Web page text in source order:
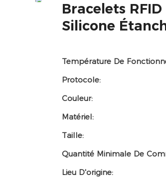
Bracelets
Silicone
Température De
Protocole:
Couleur:
Matériel:
Taille:
Quantité Minimale De
Lieu D'origine: